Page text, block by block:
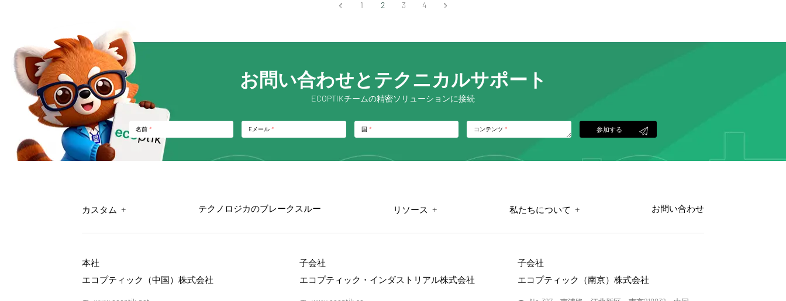
1 2 3 4
お問い合わせとテクニカルサポート
ECOPTIKチームの精密ソリューションに接続
名前 * Eメール * 国 * コンテンツ * 参加する
カスタム + テクノロジカのブレークスルー リソース + 私たちについて + お問い合わせ
本社
エコプティック（中国）株式会社
子会社
エコプティック・インダストリアル株式会社
子会社
エコプティック（南京）株式会社